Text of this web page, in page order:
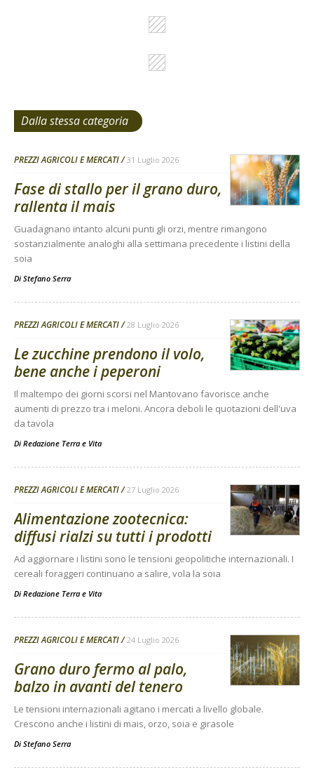
Dalla stessa categoria
PREZZI AGRICOLI E MERCATI 31 Luglio 2026
Fase di stallo per il grano duro,
rallenta il mais
Guadagnano intanto alcuni punti gli orzi, mentre rimangono
sostanzialmente analoghi alla settimana precedente i listini della
soia
Di Stefano Serra
PREZZI AGRICOLI E MERCATI 28 Luglio 2026
Le zucchine prendono il volo,
bene anche i peperoni
Il maltempo dei giorni scorsi nel Mantovano favorisce anche
aumenti di prezzo tra i meloni. Ancora deboli le quotazioni dell'uva
da tavola
Di Redazione Terra e Vita
PREZZI AGRICOLI E MERCATI 27 Luglio 2026
Alimentazione zootecnica:
diffusi rialzi su tutti i prodotti
Ad aggiornare i listini sono le tensioni geopolitiche internazionali. I
cereali foraggeri continuano a salire, vola la soia
Di Redazione Terra e Vita
PREZZI AGRICOLI E MERCATI 24 Luglio 2026
Grano duro fermo al palo,
balzo in avanti del tenero
Le tensioni internazionali agitano i mercati a livello globale.
Crescono anche i listini di mais, orzo, soia e girasole
Di Stefano Serra